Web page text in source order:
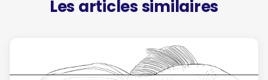
Les articles similaires